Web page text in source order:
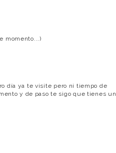
momento...)
día ya te visite pero ni tiempo de
y de paso te sigo que tienes un